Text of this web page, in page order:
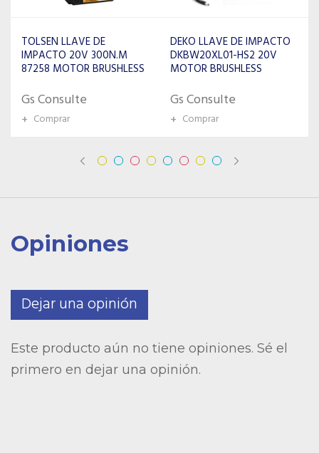
TOLSEN LLAVE DE
IMPACTO 20V 300N.M
87258 MOTOR BRUSHLESS
Gs Consulte
+ Comprar
DEKO LLAVE DE IMPACTO
DKBW20XL01-HS2 20V
MOTOR BRUSHLESS
Gs Consulte
+ Comprar
Opiniones
Dejar una opinión
Este producto aún no tiene opiniones. Sé el
primero en dejar una opinión.